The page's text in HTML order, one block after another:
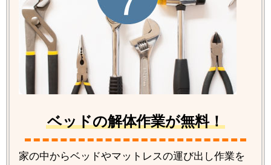
ベッドの解体作業が無料！
家の中からベッドやマットレスの運び出し作業を